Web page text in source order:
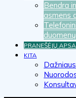
Bendra
asmens
PRANEŠĖJŲ
KITA